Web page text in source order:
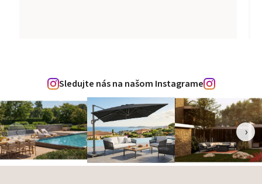
Sledujte nás na našom Instagrame
‹ ›